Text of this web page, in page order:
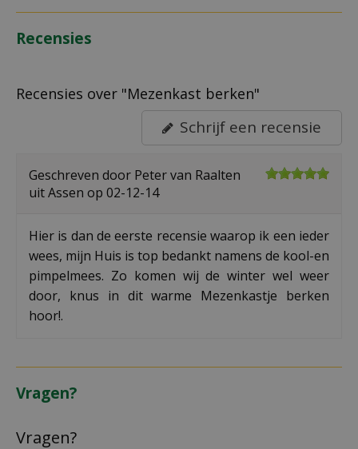
Recensies
Recensies over "Mezenkast berken"
Schrijf een recensie
Geschreven door Peter van Raalten
uit Assen op 02-12-14
Hier is dan de eerste recensie waarop ik een ieder
wees, mijn Huis is top bedankt namens de kool-en
pimpelmees. Zo komen wij de winter wel weer
door, knus in dit warme Mezenkastje berken
hoor!.
Vragen?
Vragen?